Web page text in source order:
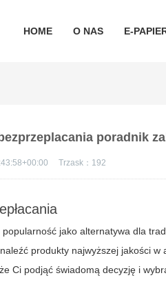
HOME O NAS E-
poradnik
Trzask： 192
jako alternatywa dla
produkty najwyższej jakości
Ci podjąć świadomą decyzję i